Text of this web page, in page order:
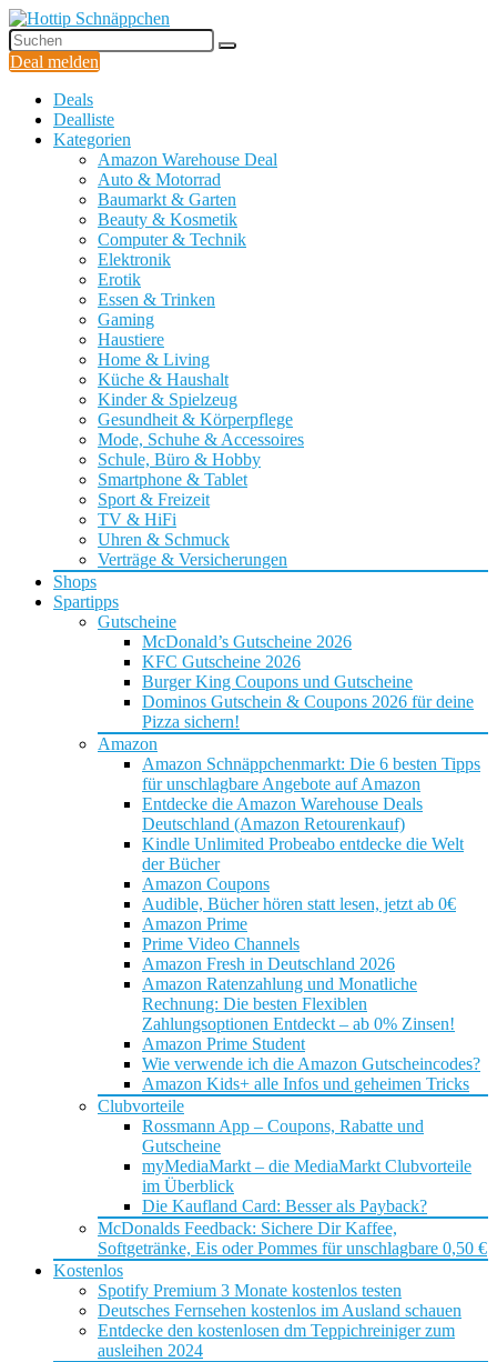
Deal melden
Deals
Dealliste
Kategorien
Amazon Warehouse Deal
Auto & Motorrad
Baumarkt & Garten
Beauty & Kosmetik
Computer & Technik
Elektronik
Erotik
Essen & Trinken
Gaming
Haustiere
Home & Living
Küche & Haushalt
Kinder & Spielzeug
Gesundheit & Körperpflege
Mode, Schuhe & Accessoires
Schule, Büro & Hobby
Smartphone & Tablet
Sport & Freizeit
TV & HiFi
Uhren & Schmuck
Verträge & Versicherungen
Shops
Spartipps
Gutscheine
McDonald’s Gutscheine 2026
KFC Gutscheine 2026
Burger King Coupons und Gutscheine
Dominos Gutschein & Coupons 2026 für deine
Pizza sichern!
Amazon
Amazon Schnäppchenmarkt: Die 6 besten Tipps
für unschlagbare Angebote auf Amazon
Entdecke die Amazon Warehouse Deals
Deutschland (Amazon Retourenkauf)
Kindle Unlimited Probeabo entdecke die Welt
der Bücher
Amazon Coupons
Audible, Bücher hören statt lesen, jetzt ab 0€
Amazon Prime
Prime Video Channels
Amazon Fresh in Deutschland 2026
Amazon Ratenzahlung und Monatliche
Rechnung: Die besten Flexiblen
Zahlungsoptionen Entdeckt – ab 0% Zinsen!
Amazon Prime Student
Wie verwende ich die Amazon Gutscheincodes?
Amazon Kids+ alle Infos und geheimen Tricks
Clubvorteile
Rossmann App – Coupons, Rabatte und
Gutscheine
myMediaMarkt – die MediaMarkt Clubvorteile
im Überblick
Die Kaufland Card: Besser als Payback?
McDonalds Feedback: Sichere Dir Kaffee,
Softgetränke, Eis oder Pommes für unschlagbare 0,50 €
Kostenlos
Spotify Premium 3 Monate kostenlos testen
Deutsches Fernsehen kostenlos im Ausland schauen
Entdecke den kostenlosen dm Teppichreiniger zum
ausleihen 2024